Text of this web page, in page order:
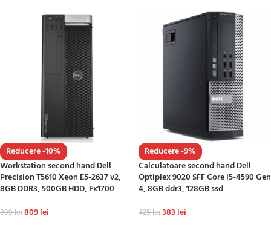
Reducere -10%
Workstation second hand Dell
Precision T5610 Xeon E5-2637 v2,
8GB DDR3, 500GB HDD, Fx1700
899lei809lei
Reducere -9%
Calculatoare second hand Dell
Optiplex 9020 SFF Core i5-4590 Gen
4, 8GB ddr3, 128GB ssd
425lei383 lei